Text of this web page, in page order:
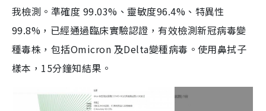
我檢測。準確度 99.03%、靈敏度96.4%、特異性
99.8%，已經通過臨床實驗認證，有效檢測新冠病毒變
種毒株，包括Omicron 及Delta變種病毒。使用鼻拭子
樣本，15分鐘知結果。